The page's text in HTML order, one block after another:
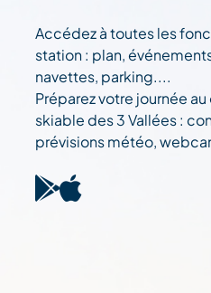
Accédez à toutes les
station : plan,
navettes, parking....
Préparez votre journée
skiable des 3 Vallées :
prévisions météo,